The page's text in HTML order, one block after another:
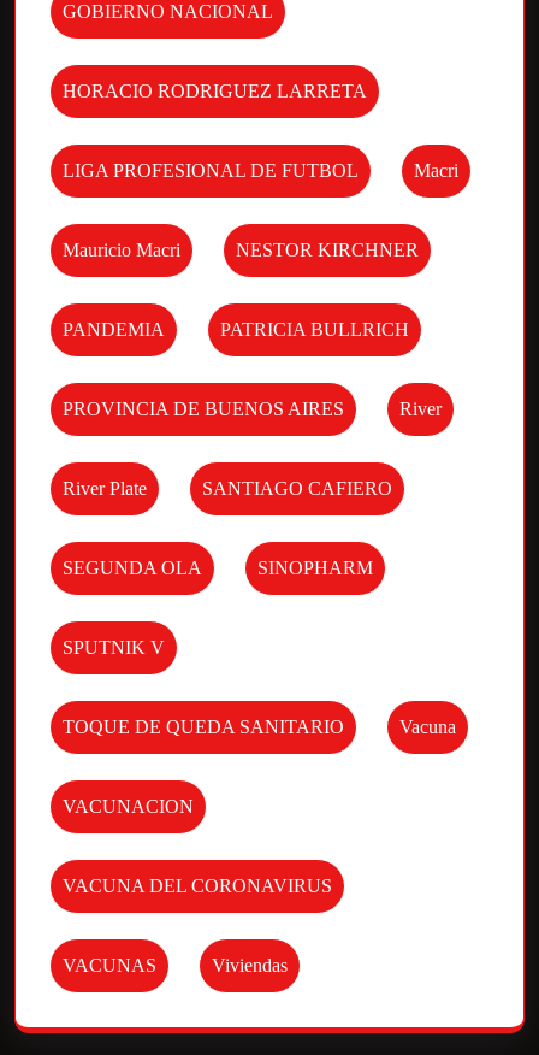
GOBIERNO NACIONAL
HORACIO RODRIGUEZ LARRETA
LIGA PROFESIONAL DE FUTBOL Macri
Mauricio Macri NESTOR KIRCHNER
PANDEMIA PATRICIA BULLRICH
PROVINCIA DE BUENOS AIRES River
River Plate SANTIAGO CAFIERO
SEGUNDA OLA SINOPHARM
SPUTNIK V
TOQUE DE QUEDA SANITARIO Vacuna
VACUNACION
VACUNA DEL CORONAVIRUS
VACUNAS Viviendas